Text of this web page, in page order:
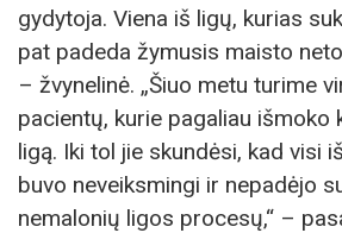
gydytoja. Viena iš ligų, kurias
pat padeda žymusis maisto
– žvynelinė. „Šiuo metu turime
pacientų, kurie pagaliau išmoko
ligą. Iki tol jie skundėsi, kad visi
buvo neveiksmingi ir nepadėjo
nemalonių ligos procesų,“ –